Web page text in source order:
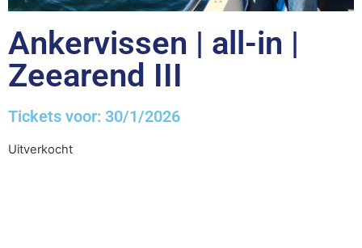
Ankervissen | all-in |
Zeearend III
Tickets voor: 30/1/2026
Uitverkocht